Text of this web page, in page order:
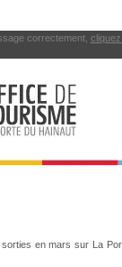
correctement,
sorties en mars sur La